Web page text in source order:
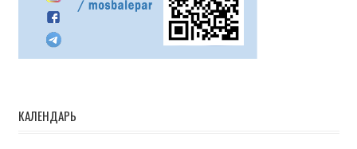
КАЛЕНДАРЬ